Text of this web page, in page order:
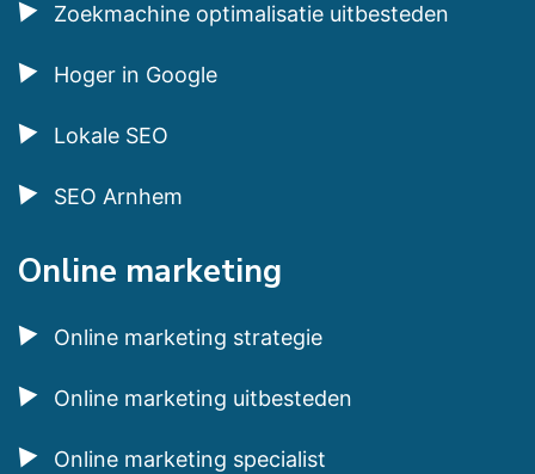
Zoekmachine optimalisatie uitbesteden
Hoger in Google
Lokale SEO
SEO Arnhem
Online marketing
Online marketing strategie
Online marketing uitbesteden
Online marketing specialist